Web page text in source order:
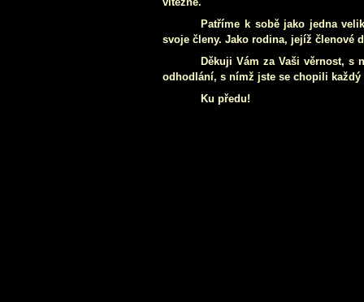
Patříme k sobě jako jedna
svoje členy. Jako rodina, jejíž členové
Děkuji Vám za Vaši věrnost, s
odhodlání, s nímž jste se chopili každý
Ku předu!